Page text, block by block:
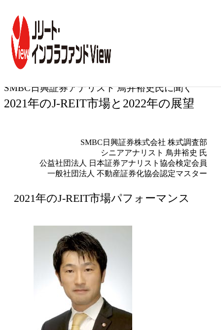
トップ
専門家インタビュー
第41回
SMBC日興証券アナリスト 鳥井裕史氏に聞く
2021年のJ-REIT市場と2022年の展望
SMBC日興証券株式会社 株式調査部
シニアアナリスト 鳥井裕史 氏
公益社団法人 日本証券アナリスト協会検定会員
一般社団法人 不動産証券化協会認定マスター
2021年のJ-REIT市場パフォーマンス